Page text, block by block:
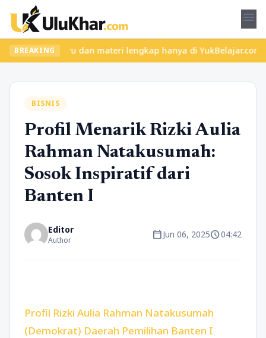
menu
BREAKING
seru dan materi lengkap hanya di YukBelajar.com.
BISNIS
Profil Menarik Rizki Aulia
Rahman Natakusumah:
Sosok Inspiratif dari
Banten I
Editor
Author calendar_todayJun 06, 2025schedule04:42
Profil Rizki Aulia Rahman Natakusumah
(Demokrat) Daerah Pemilihan Banten I